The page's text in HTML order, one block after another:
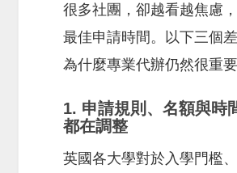
很多社團，卻越看越焦慮
最佳申請時間。以下三個
為什麼專業代辦仍然很重要
1. 申請規則、名額與時
都在調整
英國各大學對於入學門檻